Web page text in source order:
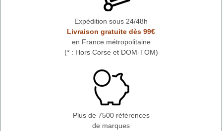
Expédition sous 24/48h
Livraison gratuite dès 99€
en France métropolitaine
(* : Hors Corse et DOM-TOM)
Plus de 7500 références
de marques